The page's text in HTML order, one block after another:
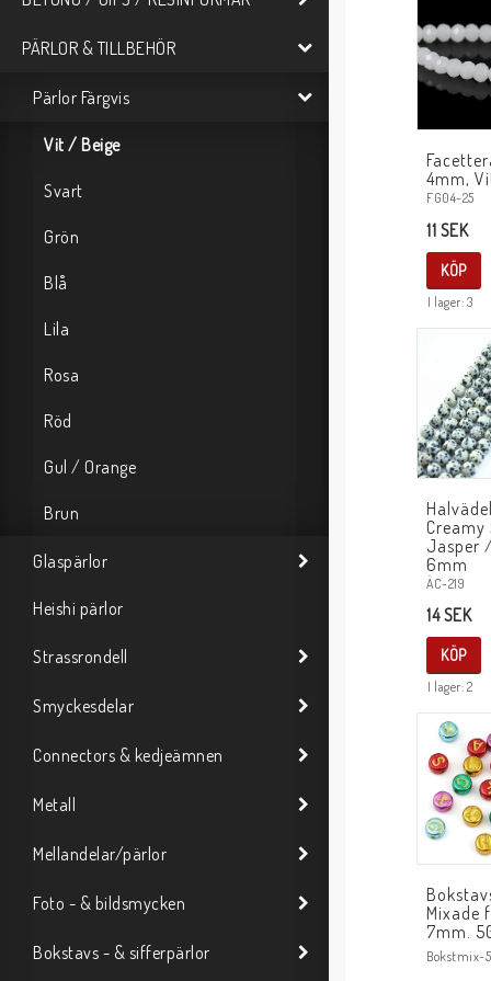
PÄRLOR & TILLBEHÖR
Pärlor Färgvis
Vit / Beige
Svart
Grön
Blå
Lila
Rosa
Röd
Gul / Orange
Brun
Glaspärlor
Heishi pärlor
Strassrondell
Smyckesdelar
Connectors & kedjeämnen
Metall
Mellandelar/pärlor
Foto - & bildsmycken
Bokstavs - & sifferpärlor
4mm,
FG04-25
11 SEK
I lager: 3
KÖP
Creamy
Jasper
6mm
ÄC-219
14 SEK
I lager: 2
KÖP
Mixade
7mm.
Bokstmix-